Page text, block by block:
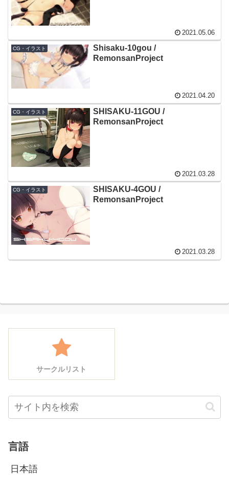
2021.05.06
CG・イラスト
Shisaku-10gou /
RemonsanProject
2021.04.20
CG・イラスト
SHISAKU-11GOU /
RemonsanProject
2021.03.28
CG・イラスト
SHISAKU-4GOU /
RemonsanProject
2021.03.28
サークルリスト
言語
日本語